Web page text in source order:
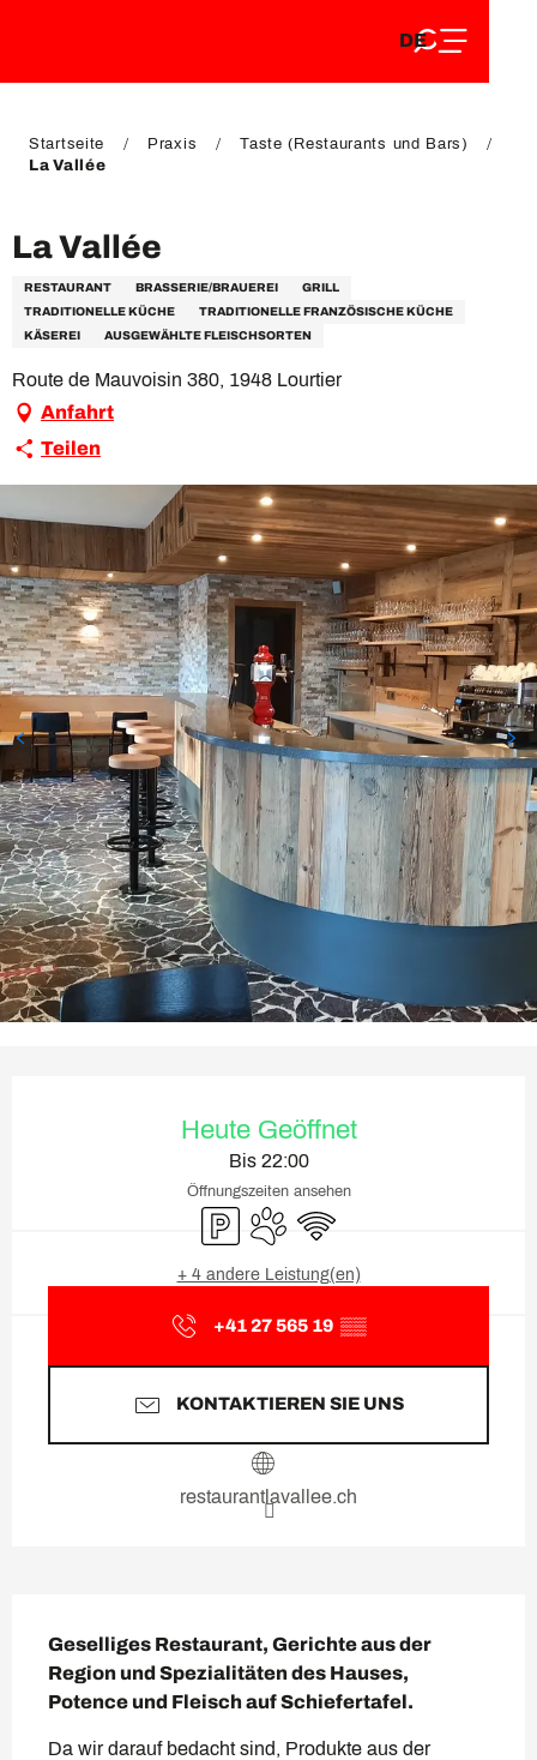
EN
DE
FR
Startseite Praxis
Taste (Restaurants und Bars)
La Vallée
La Vallée
RESTAURANT BRASSERIE/BRAUEREI
GRILL
TRADITIONELLE KÜCHE
TRADITIONELLE FRANZÖSISCHE KÜCHE
KÄSEREI
AUSGEWÄHLTE FLEISCHSORTEN
Route de Mauvoisin 380, 1948 Lourtier
Anfahrt
Teilen
Heute Geöffnet
Bis 22:00
Öffnungszeiten ansehen
ParkplatzTiere erlaubt
Wi-Fi
+ 4 andere Leistung(en)
+41 27 565 19 ▒▒
KONTAKTIEREN SIE UNS
restaurantlavallee.ch
Geselliges Restaurant, Gerichte aus der
Region und Spezialitäten des Hauses,
Potence und Fleisch auf Schiefertafel.
Da wir darauf bedacht sind, Produkte aus der